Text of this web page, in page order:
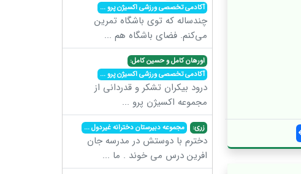
آکادمی تخصصی ورزشی اکسیژن پرو...
چندساله که توی باشگاه تمرین
می‌کنم. فضای باشگاه هم ...
اورهان کامل و حسین کامل:
آکادمی تخصصی ورزشی اکسیژن پرو...
درود بیکران تشکر و قدردانی از
مجموعه اکسیژن پرو ...
زری: مجموعه دبیرستان دخترانه غیردول...
دخترم با دوستش در مدرسه جان
افرین درس می خوند . ما ...